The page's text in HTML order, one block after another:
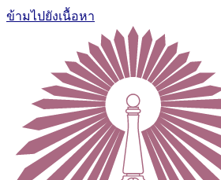
ข้ามไปยังเนื้อหา